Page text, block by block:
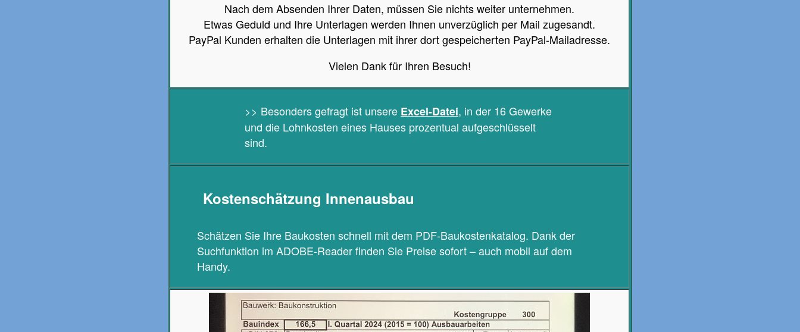
Nach dem Absenden Ihrer Daten, müssen Sie nichts weiter unternehmen.
Etwas Geduld und Ihre Unterlagen werden Ihnen unverzüglich per Mail zugesandt.
PayPal Kunden erhalten die Unterlagen mit ihrer dort gespeicherten PayPal-Mailadresse.
Vielen Dank für Ihren Besuch!
>> Besonders gefragt ist unsere Excel-Datei, in der 16 Gewerke
und die Lohnkosten eines Hauses prozentual aufgeschlüsselt
sind.
Kostenschätzung Innenausbau
Schätzen Sie Ihre Baukosten schnell mit dem PDF-Baukostenkatalog. Dank der
Suchfunktion im ADOBE-Reader finden Sie Preise sofort – auch mobil auf dem
Handy.